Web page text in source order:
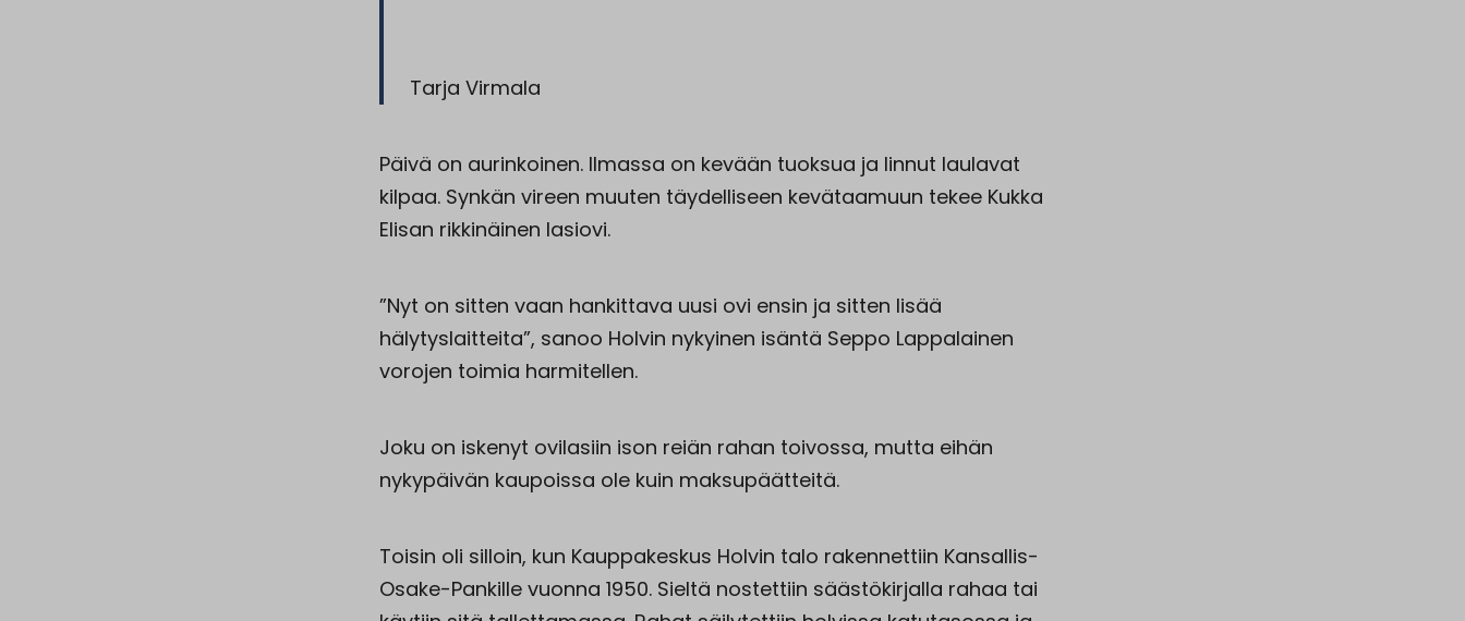
Tarja Virmala
Päivä on aurinkoinen. Ilmassa on kevään tuoksua ja linnut laulavat
kilpaa. Synkän vireen muuten täydelliseen kevätaamuun tekee Kukka
Elisan rikkinäinen lasiovi.
”Nyt on sitten vaan hankittava uusi ovi ensin ja sitten lisää
hälytyslaitteita”, sanoo Holvin nykyinen isäntä Seppo Lappalainen
vorojen toimia harmitellen.
Joku on iskenyt ovilasiin ison reiän rahan toivossa, mutta eihän
nykypäivän kaupoissa ole kuin maksupäätteitä.
Toisin oli silloin, kun Kauppakeskus Holvin talo rakennettiin Kansallis-
Osake-Pankille vuonna 1950. Sieltä nostettiin säästökirjalla rahaa tai